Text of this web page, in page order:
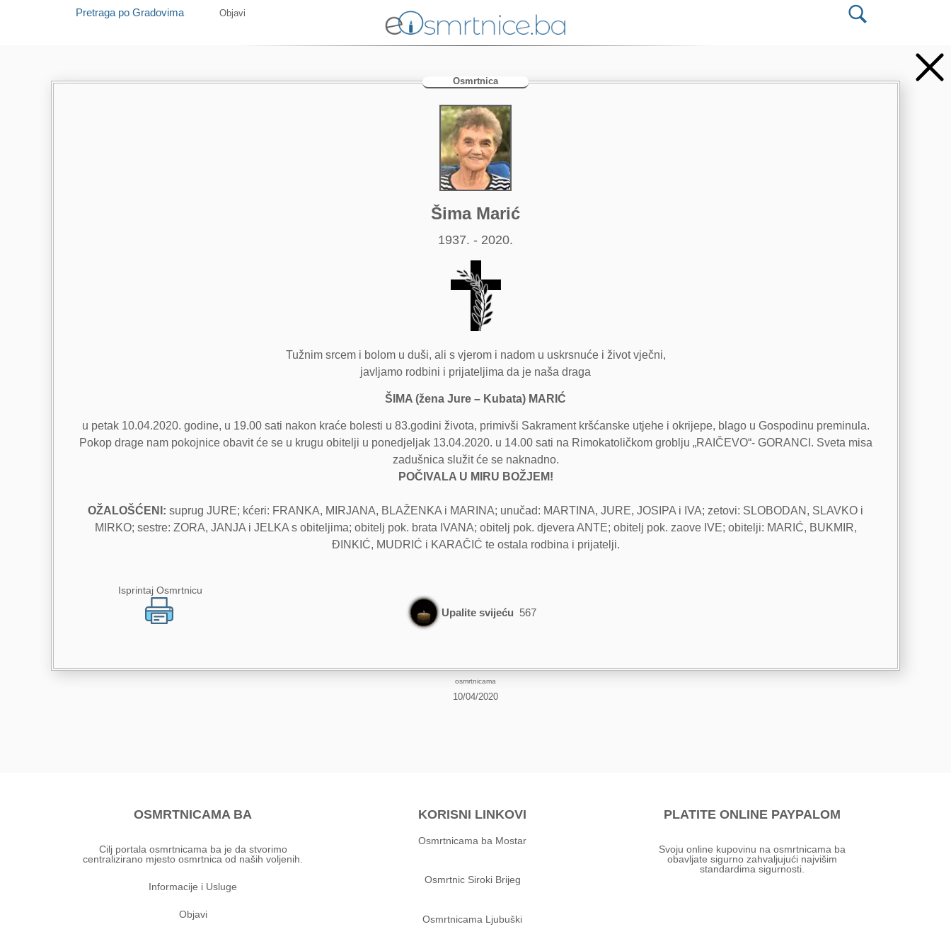
Pretraga po Gradovima Objavi
Osmrtnica
Šima Marić
1937. - 2020.
Tužnim srcem i bolom u duši, ali s vjerom i nadom u uskrsnuće i život vječni,
javljamo rodbini i prijateljima da je naša draga
ŠIMA (žena Jure – Kubata) MARIĆ
u petak 10.04.2020. godine, u 19.00 sati nakon kraće bolesti u 83.godini života, primivši Sakrament kršćanske utjehe i okrijepe, blago u Gospodinu preminula.
Pokop drage nam pokojnice obavit će se u krugu obitelji u ponedjeljak 13.04.2020. u 14.00 sati na Rimokatoličkom groblju „RAIČEVO“- GORANCI. Sveta misa
zadušnica služit će se naknadno.
POČIVALA U MIRU BOŽJEM!
OŽALOŠĆENI: suprug JURE; kćeri: FRANKA, MIRJANA, BLAŽENKA i MARINA; unučad: MARTINA, JURE, JOSIPA i IVA; zetovi: SLOBODAN, SLAVKO i
MIRKO; sestre: ZORA, JANJA i JELKA s obiteljima; obitelj pok. brata IVANA; obitelj pok. djevera ANTE; obitelj pok. zaove IVE; obitelji: MARIĆ, BUKMIR,
ĐINKIĆ, MUDRIĆ i KARAČIĆ te ostala rodbina i prijatelji.
Isprintaj Osmrtnicu
Upalite svijeću 567
osmrtnicama
10/04/2020
OSMRTNICAMA BA
Cilj portala osmrtnicama ba je da stvorimo
centralizirano mjesto osmrtnica od naših voljenih.
Informacije i Usluge
Objavi
KORISNI LINKOVI
Osmrtnicama ba Mostar
Osmrtnic Siroki Brijeg
Osmrtnicama Ljubuški
PLATITE ONLINE PAYPALOM
Svoju online kupovinu na osmrtnicama ba
obavljate sigurno zahvaljujući najvišim
standardima sigurnosti.